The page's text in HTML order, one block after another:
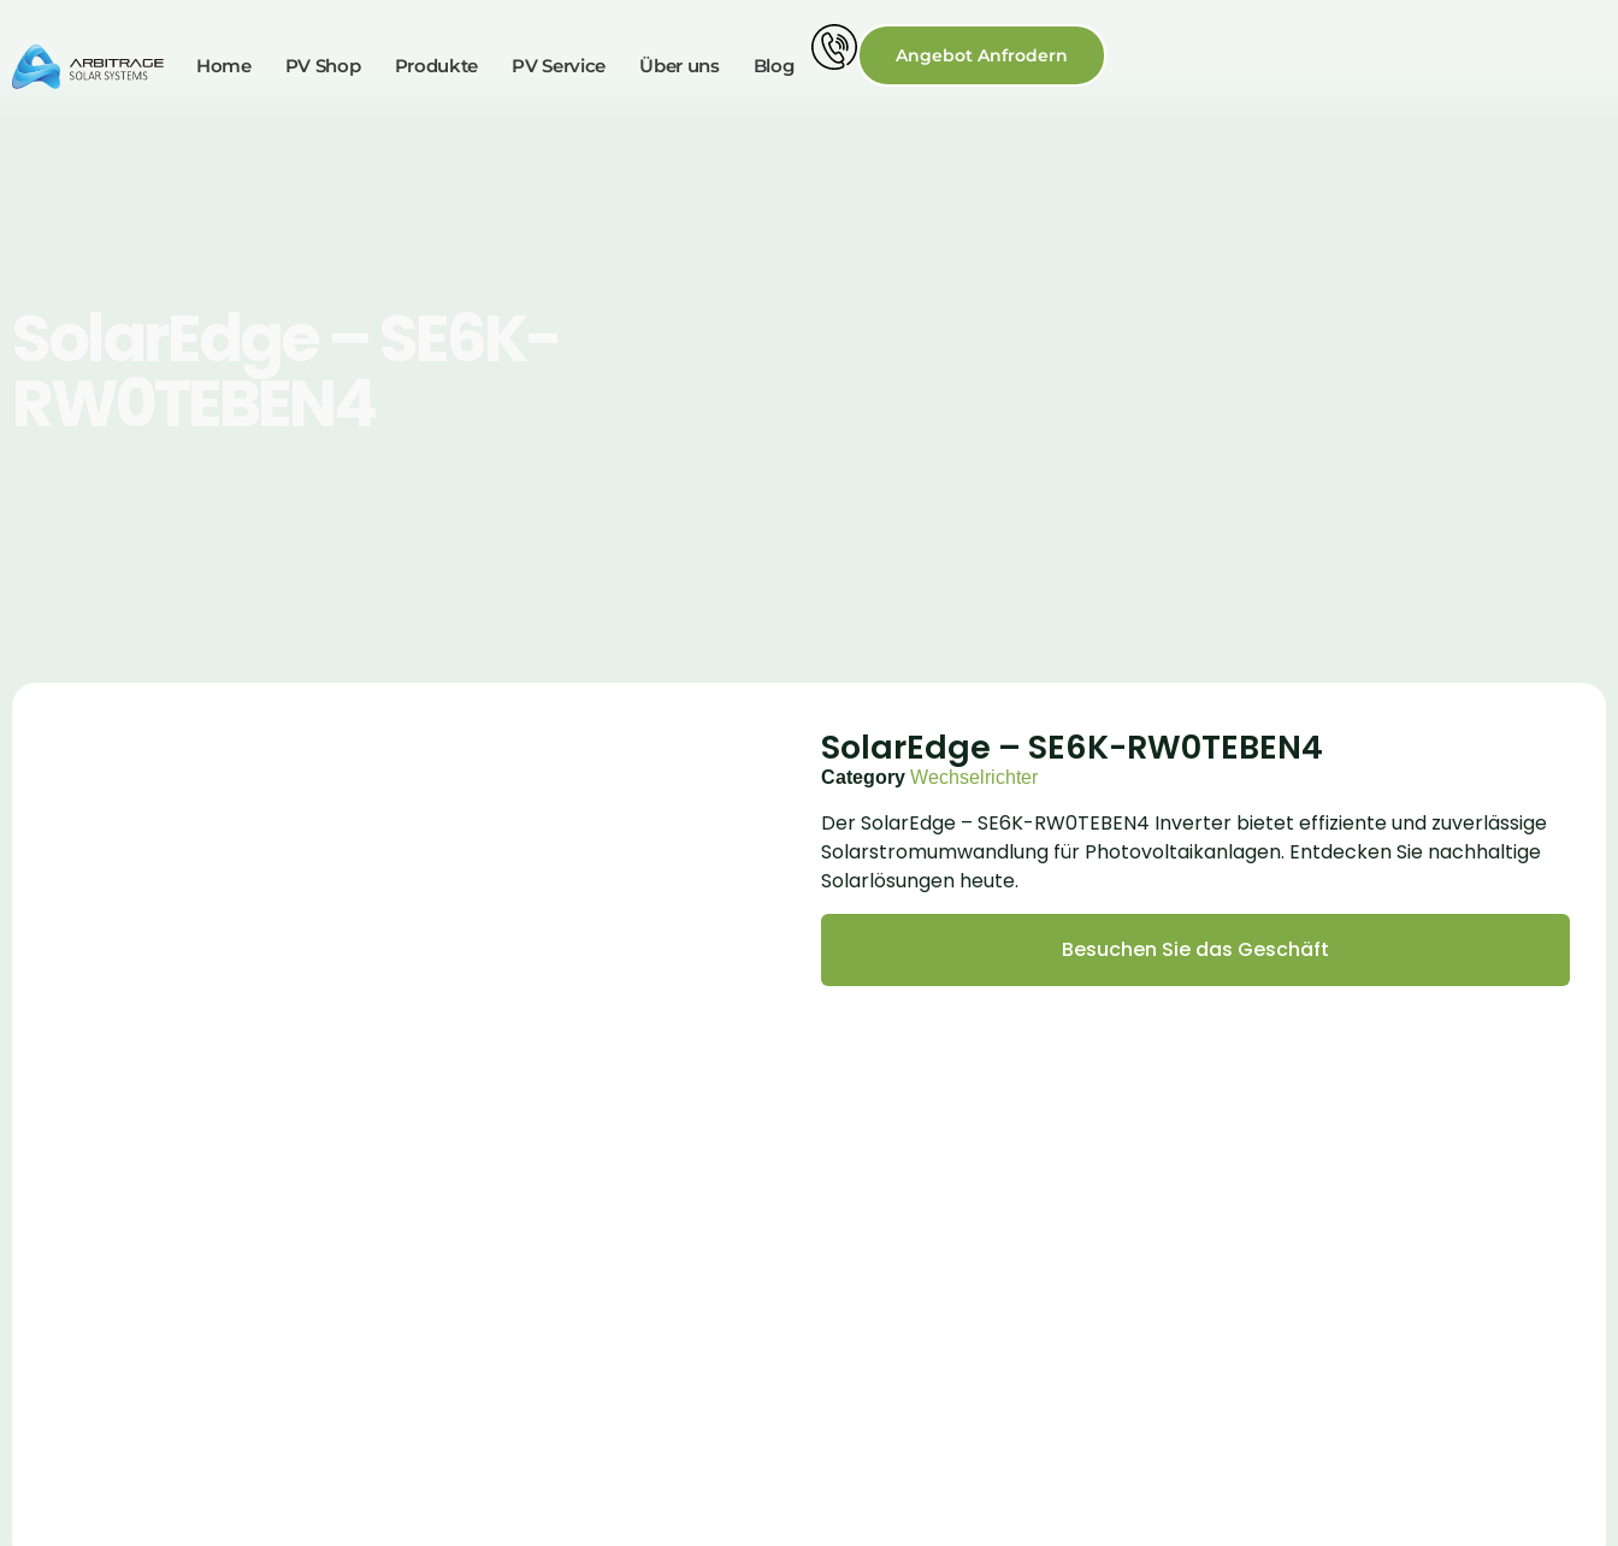
Home PV Shop Produkte PV Service Über uns Blog Angebot Anfrodern
SolarEdge – SE6K-RW0TEBEN4
Category Wechselrichter
Der SolarEdge – SE6K-RW0TEBEN4 Inverter bietet effiziente und zuverlässige
Solarstromumwandlung für Photovoltaikanlagen. Entdecken Sie nachhaltige
Solarlösungen heute.
Besuchen Sie das Geschäft